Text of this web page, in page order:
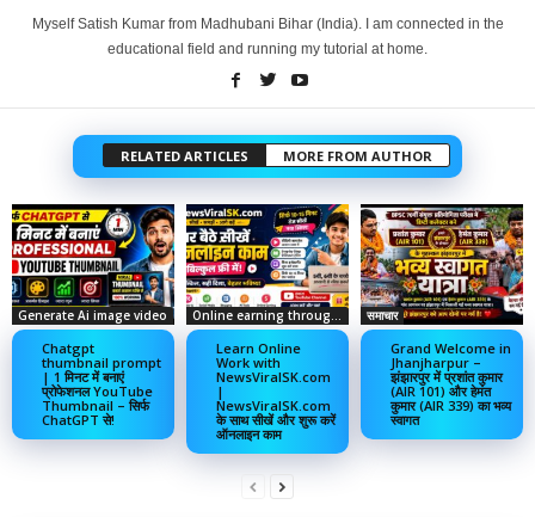
Myself Satish Kumar from Madhubani Bihar (India). I am connected in the
educational field and running my tutorial at home.
RELATED ARTICLES MORE FROM AUTHOR
Generate Ai image video
Chatgpt
thumbnail prompt
| 1 मिनट में बनाएं
प्रोफेशनल YouTube
Thumbnail – सिर्फ
ChatGPT से!
Online earning through social media
Learn Online
Work with
NewsViralSK.com
|
NewsViralSK.com
के साथ सीखें और शुरू करें
ऑनलाइन काम
समाचार
Grand Welcome in
Jhanjharpur –
झंझारपुर में प्रशांत कुमार
(AIR 101) और हेमंत
कुमार (AIR 339) का भव्य
स्वागत